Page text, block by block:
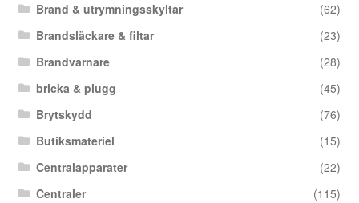
Brand & utrymningsskyltar
(62)
Brandsläckare & filtar
(23)
Brandvarnare
(28)
bricka & plugg
(45)
Brytskydd
(76)
Butiksmateriel
(15)
Centralapparater
(22)
Centraler
(115)